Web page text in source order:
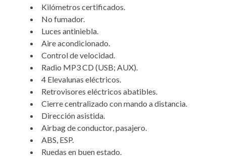
Kilómetros certificados.
No fumador.
Luces antiniebla.
Aire acondicionado.
Control de velocidad.
Radio MP3 CD (USB; AUX).
4 Elevalunas eléctricos.
Retrovisores eléctricos abatibles.
Cierre centralizado con mando a distancia.
Dirección asistida.
Airbag de conductor, pasajero.
ABS, ESP.
Ruedas en buen estado.